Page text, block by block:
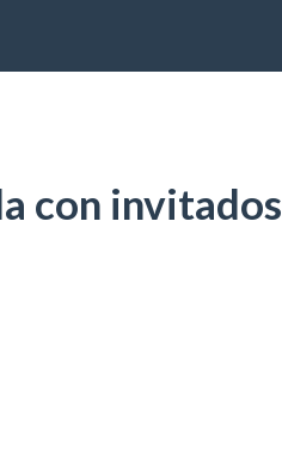
con invitados